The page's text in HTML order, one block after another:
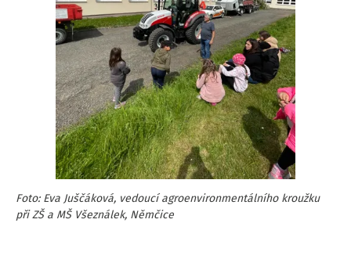
Foto: Eva Juščáková, vedoucí agroenvironmentálního kroužku
při ZŠ a MŠ Všeználek, Němčice